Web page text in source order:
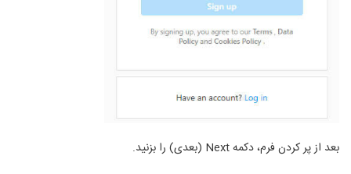
بعد از پر کردن فرم، دکمهNext (بعدی) را بزنید.